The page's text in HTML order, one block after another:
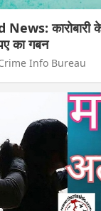
कारोबारी के
का गबन
Info Bureau